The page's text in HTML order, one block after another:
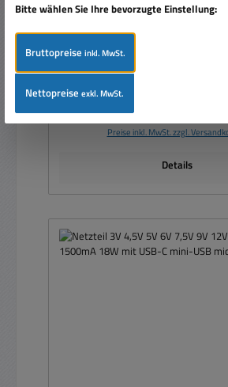
Preise inkl. MwSt. zzgl.
Details
Bitte wählen Sie Ihre bevorzugte Einstellung:
Bruttopreiseinkl. MwSt.
Nettopreiseexkl. MwSt.